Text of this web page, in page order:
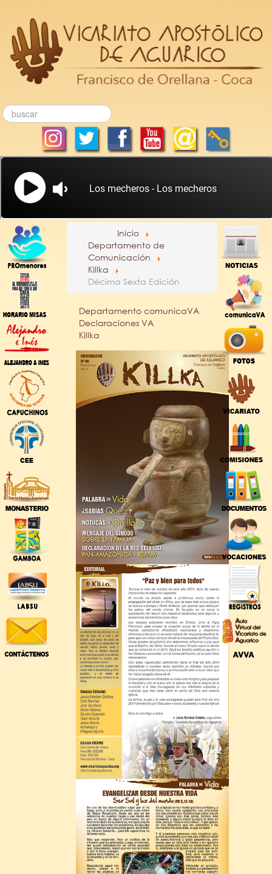
Inicio
Departamento de
Comunicación
Killka
Décima Sexta Edición
Departamento comunicaVA
Declaraciones VA
Killka